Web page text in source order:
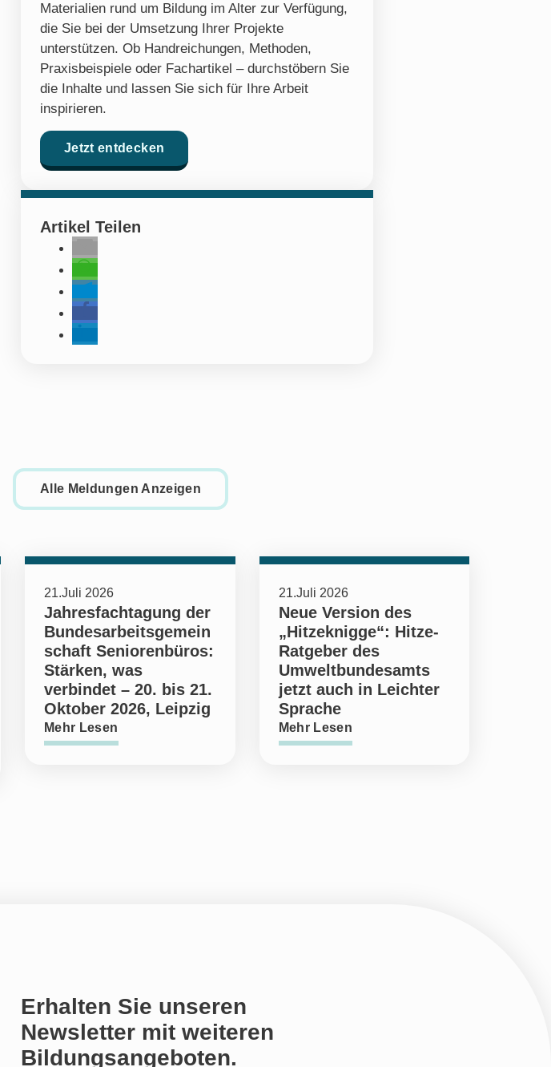
Materialien rund um Bildung im Alter zur Verfügung,
die Sie bei der Umsetzung Ihrer Projekte
unterstützen. Ob Handreichungen, Methoden,
Praxisbeispiele oder Fachartikel – durchstöbern Sie
die Inhalte und lassen Sie sich für Ihre Arbeit
inspirieren.
Jetzt entdecken
Artikel Teilen
Alle Meldungen Anzeigen
21.Juli 2026
Jahresfachtagung der
Bundesarbeitsgemein
schaft Seniorenbüros:
Stärken, was
verbindet – 20. bis 21.
Oktober 2026, Leipzig
Mehr Lesen
21.Juli 2026
Neue Version des
„Hitzeknigge“: Hitze-
Ratgeber des
Umweltbundesamts
jetzt auch in Leichter
Sprache
Mehr Lesen
Erhalten Sie unseren
Newsletter mit weiteren
Bildungsangeboten.